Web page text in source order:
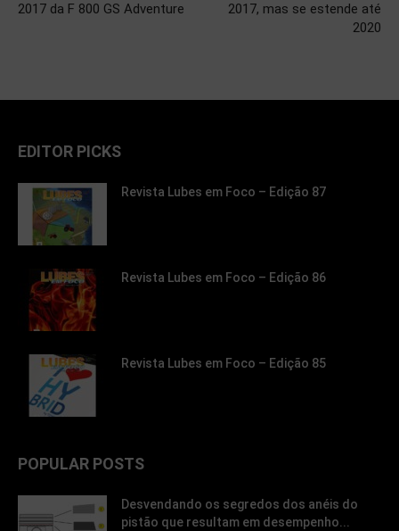
2017 da F 800 GS Adventure
2017, mas se estende até
2020
EDITOR PICKS
Revista Lubes em Foco – Edição 87
Revista Lubes em Foco – Edição 86
Revista Lubes em Foco – Edição 85
POPULAR POSTS
Desvendando os segredos dos anéis do
pistão que resultam em desempenho...